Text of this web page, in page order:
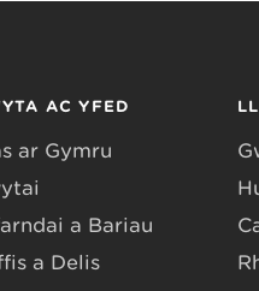
AC YFED
ar Gymru
a Bariau
a Delis